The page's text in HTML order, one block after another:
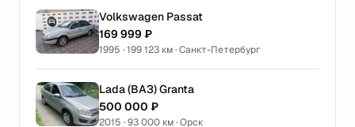
Volkswagen Passat
169 999 ₽
1995 · 199 123 км · Санкт-Петербург
Lada (ВАЗ) Granta
500 000 ₽
2015 · 93 000 км · Орск